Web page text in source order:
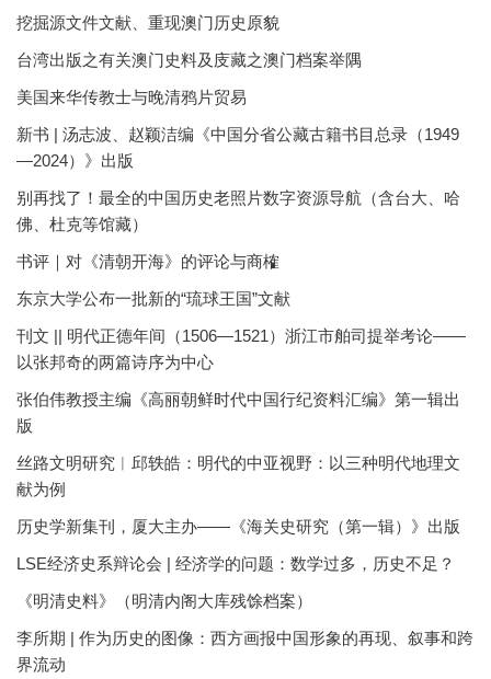
挖掘源文件文献、重现澳门历史原貌
台湾出版之有关澳门史料及庋藏之澳门档案举隅
美国来华传教士与晚清鸦片贸易
新书 | 汤志波、赵颖洁编《中国分省公藏古籍书目总录（1949
—2024）》出版
别再找了！最全的中国历史老照片数字资源导航（含台大、哈
佛、杜克等馆藏）
书评｜对《清朝开海》的评论与商榷
东京大学公布一批新的“琉球王国”文献
刊文 || 明代正德年间（1506—1521）浙江市舶司提举考论——
以张邦奇的两篇诗序为中心
张伯伟教授主编《高丽朝鲜时代中国行纪资料汇编》第一辑出
版
丝路文明研究︱邱轶皓：明代的中亚视野：以三种明代地理文
献为例
历史学新集刊，厦大主办——《海关史研究（第一辑）》出版
LSE经济史系辩论会 | 经济学的问题：数学过多，历史不足？
《明清史料》（明清内阁大库残馀档案）
李所期 | 作为历史的图像：西方画报中国形象的再现、叙事和跨
界流动